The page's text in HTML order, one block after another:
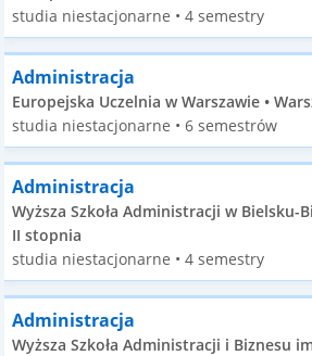
studia niestacjonarne • 4 semestry
Administracja
Europejska Uczelnia w Warszawie •
studia niestacjonarne • 6 semestrów
Administracja
Wyższa Szkoła Administracji w Bielsku-
II stopnia
studia niestacjonarne • 4 semestry
Administracja
Wyższa Szkoła Administracji i Biznesu